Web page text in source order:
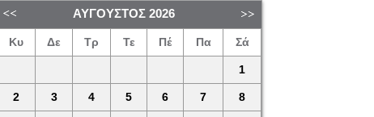
ΑΎΓΟΥΣΤΟΣ 2026
Κυ Δε Τρ Τε Πέ Πα Σά
1
2 3 4 5 6 7 8